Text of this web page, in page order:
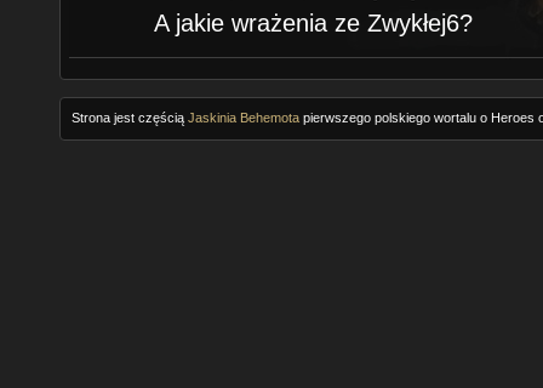
A jakie wrażenia ze Zwykłej6?
Strona jest częścią Jaskinia Behemotapierwszego polskiego wortalu o Heroes